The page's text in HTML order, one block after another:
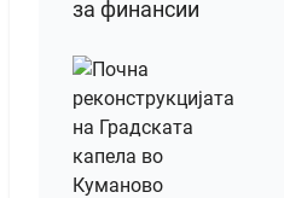
за финансии